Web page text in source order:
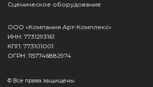
Сценическое оборудование
ООО «Компания Арт-Комплекс»
ИНН: 7731293161
КПП: 773101001
ОГРН: 1157746882974
© Все права защищены